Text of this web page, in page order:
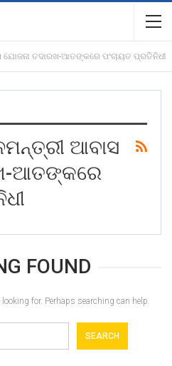
ତଦାରଖ-ଆତଙ୍କରେ ପଂଚାୟତ ପ୍ରତିନିଧୀ
ଆବାସ
ଆତଙ୍କରେ
FOUND
for. Perhaps searching can help.